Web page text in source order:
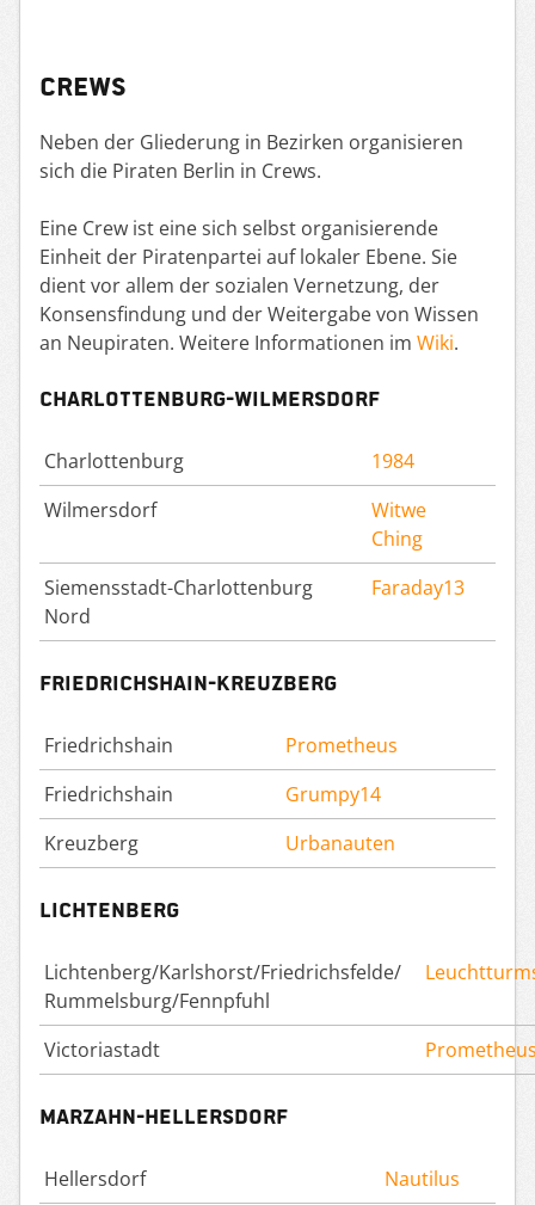
Crews
Neben der Gliederung in Bezirken organisieren
sich die Piraten Berlin in Crews.
Eine Crew ist eine sich selbst organisierende
Einheit der Piratenpartei auf lokaler Ebene. Sie
dient vor allem der sozialen Vernetzung, der
Konsensfindung und der Weitergabe von Wissen
an Neupiraten. Weitere Informationen im Wiki.
Charlottenburg-Wilmersdorf
Charlottenburg
1984
Wilmersdorf
Witwe
Ching
Siemensstadt-Charlottenburg
Nord
Faraday13
Friedrichshain-Kreuzberg
Friedrichshain
Prometheus
Friedrichshain
Grumpy14
Kreuzberg
Urbanauten
Lichtenberg
Lichtenberg/Karlshorst/Friedrichsfelde/
Rummelsburg/Fennpfuhl
Victoriastadt
Marzahn-Hellersdorf
Hellersdorf Nautilus